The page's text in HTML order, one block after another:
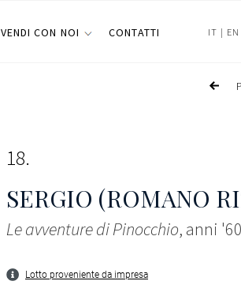
VENDI CON NOI CONTATTI IT | EN
18
SERGIO (ROMANO
Le avventure di Pinocchio, anni '60
Lotto proveniente da impresa